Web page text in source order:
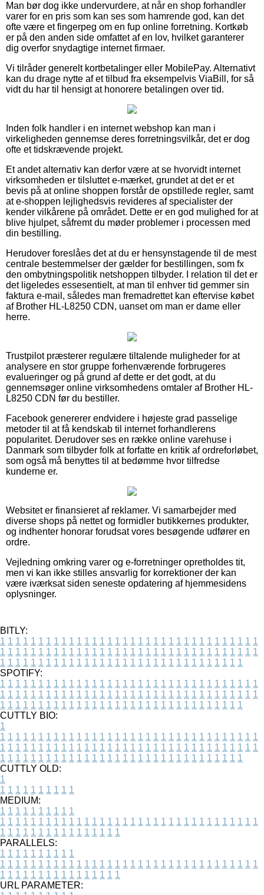
Man bør dog ikke undervurdere, at når en shop forhandler
varer for en pris som kan ses som hamrende god, kan det
ofte være et fingerpeg om en fup online forretning. Kortkøb
er på den anden side omfattet af en lov, hvilket garanterer
dig overfor snydagtige internet firmaer.
Vi tilråder generelt kortbetalinger eller MobilePay. Alternativt
kan du drage nytte af et tilbud fra eksempelvis ViaBill, for så
vidt du har til hensigt at honorere betalingen over tid.
Inden folk handler i en internet webshop kan man i
virkeligheden gennemse deres forretningsvilkår, det er dog
ofte et tidskrævende projekt.
Et andet alternativ kan derfor være at se hvorvidt internet
virksomheden er tilsluttet e-mærket, grundet at det er et
bevis på at online shoppen forstår de opstillede regler, samt
at e-shoppen lejlighedsvis revideres af specialister der
kender vilkårene på området. Dette er en god mulighed for at
blive hjulpet, såfremt du møder problemer i processen med
din bestilling.
Herudover foreslåes det at du er hensynstagende til de mest
centrale bestemmelser der gælder for bestillingen, som fx
den ombytningspolitik netshoppen tilbyder. I relation til det er
det ligeledes essesentielt, at man til enhver tid gemmer sin
faktura e-mail, således man fremadrettet kan eftervise købet
af Brother HL-L8250 CDN, uanset om man er dame eller
herre.
Trustpilot præsterer regulære tiltalende muligheder for at
analysere en stor gruppe forhenværende forbrugeres
evalueringer og på grund af dette er det godt, at du
gennemsøger online virksomhedens omtaler af Brother HL-
L8250 CDN før du bestiller.
Facebook genererer endvidere i højeste grad passelige
metoder til at få kendskab til internet forhandlerens
popularitet. Derudover ses en række online varehuse i
Danmark som tilbyder folk at forfatte en kritik af ordreforløbet,
som også må benyttes til at bedømme hvor tilfredse
kunderne er.
Websitet er finansieret af reklamer. Vi samarbejder med
diverse shops på nettet og formidler butikkernes produkter,
og indhenter honorar forudsat vores besøgende udfører en
ordre.
Vejledning omkring varer og e-forretninger opretholdes tit,
men vi kan ikke stilles ansvarlig for korrektioner der kan
være iværksat siden seneste opdatering af hjemmesidens
oplysninger.
BITLY:
1 1 1 1 1 1 1 1 1 1 1 1 1 1 1 1 1 1 1 1 1 1 1 1 1 1 1 1 1 1 1 1 1 1
1 1 1 1 1 1 1 1 1 1 1 1 1 1 1 1 1 1 1 1 1 1 1 1 1 1 1 1 1 1 1 1 1 1
1 1 1 1 1 1 1 1 1 1 1 1 1 1 1 1 1 1 1 1 1 1 1 1 1 1 1 1 1 1 1 1
SPOTIFY:
1 1 1 1 1 1 1 1 1 1 1 1 1 1 1 1 1 1 1 1 1 1 1 1 1 1 1 1 1 1 1 1 1 1
1 1 1 1 1 1 1 1 1 1 1 1 1 1 1 1 1 1 1 1 1 1 1 1 1 1 1 1 1 1 1 1 1 1
1 1 1 1 1 1 1 1 1 1 1 1 1 1 1 1 1 1 1 1 1 1 1 1 1 1 1 1 1 1 1 1
CUTTLY BIO:
1
1 1 1 1 1 1 1 1 1 1 1 1 1 1 1 1 1 1 1 1 1 1 1 1 1 1 1 1 1 1 1 1 1 1
1 1 1 1 1 1 1 1 1 1 1 1 1 1 1 1 1 1 1 1 1 1 1 1 1 1 1 1 1 1 1 1 1 1
1 1 1 1 1 1 1 1 1 1 1 1 1 1 1 1 1 1 1 1 1 1 1 1 1 1 1 1 1 1 1 1
CUTTLY OLD:
1
1 1 1 1 1 1 1 1 1 1
MEDIUM:
1 1 1 1 1 1 1 1 1 1
1 1 1 1 1 1 1 1 1 1 1 1 1 1 1 1 1 1 1 1 1 1 1 1 1 1 1 1 1 1 1 1 1 1
1 1 1 1 1 1 1 1 1 1 1 1 1 1 1 1
PARALLELS:
1 1 1 1 1 1 1 1 1 1
1 1 1 1 1 1 1 1 1 1 1 1 1 1 1 1 1 1 1 1 1 1 1 1 1 1 1 1 1 1 1 1 1 1
1 1 1 1 1 1 1 1 1 1 1 1 1 1 1 1
URL PARAMETER: